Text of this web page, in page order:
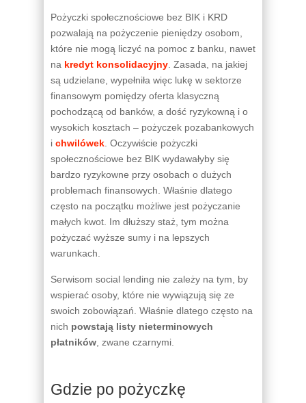
Pożyczki społecznościowe bez BIK i KRD
pozwalają na pożyczenie pieniędzy osobom,
które nie mogą liczyć na pomoc z banku, nawet
na kredyt konsolidacyjny . Zasada, na jakiej
są udzielane, wypełniła więc lukę w sektorze
finansowym pomiędzy oferta klasyczną
pochodzącą od banków, a dość ryzykowną i o
wysokich kosztach – pożyczek pozabankowych
i chwilówek . Oczywiście pożyczki
społecznościowe bez BIK wydawałyby się
bardzo ryzykowne przy osobach o dużych
problemach finansowych. Właśnie dlatego
często na początku możliwe jest pożyczanie
małych kwot. Im dłuższy staż, tym można
pożyczać wyższe sumy i na lepszych
warunkach.
Serwisom social lending nie zależy na tym, by
wspierać osoby, które nie wywiązują się ze
swoich zobowiązań. Właśnie dlatego często na
nich powstają listy nieterminowych
płatników , zwane czarnymi.
Gdzie po pożyczkę